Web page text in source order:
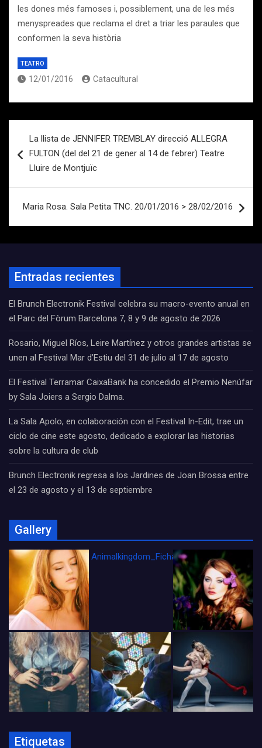
les dones més famoses i, possiblement, una de les més
menyspreades que reclama el dret a triar les paraules que
conformen la seva història
TEATRO
12/01/2016 Catacultural
de
entradas
La llista de JENNIFER TREMBLAY direcció ALLEGRA
FULTON (del del 21 de gener al 14 de febrer) Teatre
Lluire de Montjuïc
Maria Rosa. Sala Petita TNC. 20/01/2016 > 28/02/2016
Entradas recientes
El Brunch Electronik Festival celebra su macro-evento anual en
el Parc del Fòrum Barcelona 7, 8 y 9 de agosto de 2026
Rosario, Miguel Ríos, Leire Martínez y otros grandes artistas se
unen al Festival Mar d’Estiu del 31 de julio al 17 de agosto
El Festival Terramar CaixaBank ha concedido el Premio Nenúfar
by Sala Joiers a Sergio Dalma.
La Sala Apolo, en colaboración con el Festival In-Edit, trae un
ciclo de cine este agosto, dedicado a explorar las historias
sobre la cultura de club
Brunch Electronik regresa a los Jardines de Joan Brossa entre
el 23 de agosto y el 13 de septiembre
Gallery
Animalkingdom_FichaCine
Etiquetas